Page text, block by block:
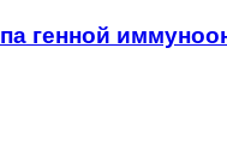
генной